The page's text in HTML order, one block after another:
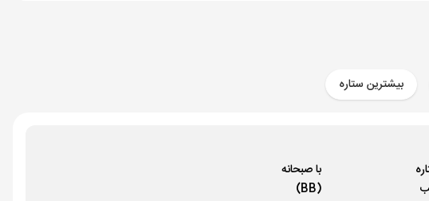
بیشترین ستاره
با صبحانه
(BB)